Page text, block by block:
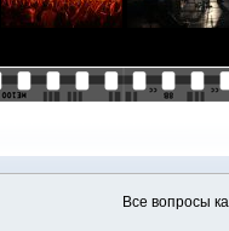
Все вопросы